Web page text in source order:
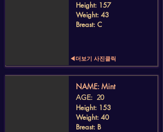
Height: 157
Weight: 43
Breast: C
◀더보기 사진클릭
​NAME: Mint
AGE: 20
Height: 153
Weight: 40
Breast: B